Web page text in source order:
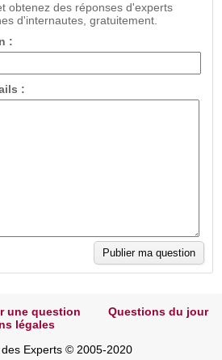
obtenez des réponses d'experts
d'internautes, gratuitement.
:
:
une question
Questions du jour
légales
Experts © 2005-2020